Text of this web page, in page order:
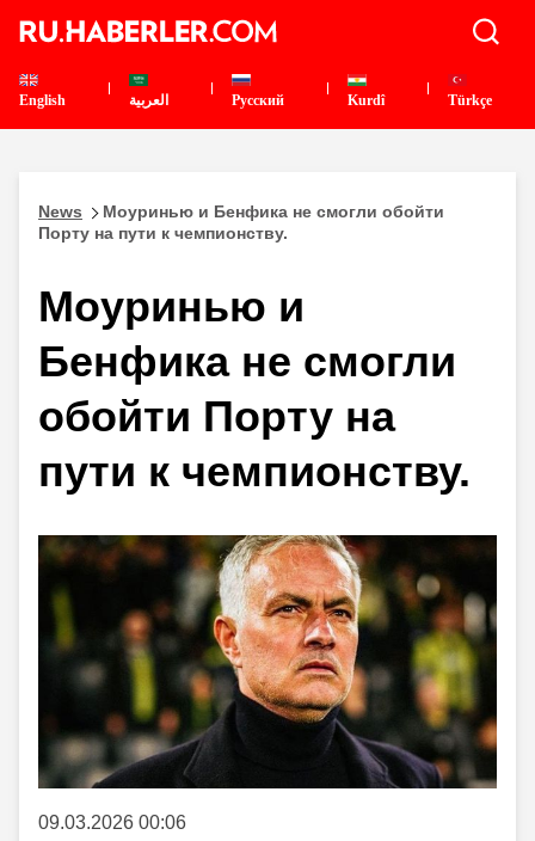
English العربية Pусский Kurdî Türkçe
News
Моуринью и Бенфика не смогли обойти
Порту на пути к чемпионству.
Моуринью и
Бенфика не смогли
обойти Порту на
пути к чемпионству.
09.03.2026 00:06